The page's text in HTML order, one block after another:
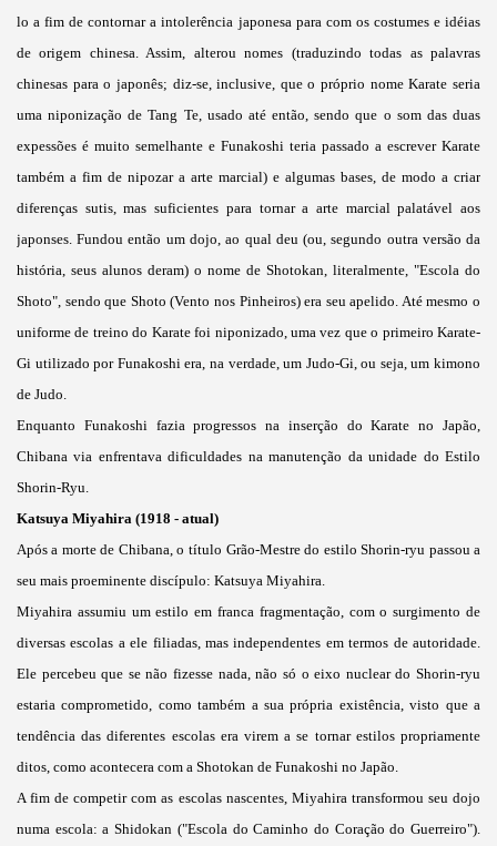
lo a fim de contornar a intolerência japonesa para com os costumes e idéias
de origem chinesa. Assim, alterou nomes (traduzindo todas as palavras
chinesas para o japonês; diz-se, inclusive, que o próprio nome Karate seria
uma niponização de Tang Te, usado até então, sendo que o som das duas
expessões é muito semelhante e Funakoshi teria passado a escrever Karate
também a fim de nipozar a arte marcial) e algumas bases, de modo a criar
diferenças sutis, mas suficientes para tornar a arte marcial palatável aos
japonses. Fundou então um dojo, ao qual deu (ou, segundo outra versão da
história, seus alunos deram) o nome de Shotokan, literalmente, "Escola do
Shoto", sendo que Shoto (Vento nos Pinheiros) era seu apelido. Até mesmo o
uniforme de treino do Karate foi niponizado, uma vez que o primeiro Karate-
Gi utilizado por Funakoshi era, na verdade, um Judo-Gi, ou seja, um kimono
de Judo.
Enquanto Funakoshi fazia progressos na inserção do Karate no Japão,
Chibana via enfrentava dificuldades na manutenção da unidade do Estilo
Shorin-Ryu.
Katsuya Miyahira (1918 - atual)
Após a morte de Chibana, o título Grão-Mestre do estilo Shorin-ryu passou a
seu mais proeminente discípulo: Katsuya Miyahira.
Miyahira assumiu um estilo em franca fragmentação, com o surgimento de
diversas escolas a ele filiadas, mas independentes em termos de autoridade.
Ele percebeu que se não fizesse nada, não só o eixo nuclear do Shorin-ryu
estaria comprometido, como também a sua própria existência, visto que a
tendência das diferentes escolas era virem a se tornar estilos propriamente
ditos, como acontecera com a Shotokan de Funakoshi no Japão.
A fim de competir com as escolas nascentes, Miyahira transformou seu dojo
numa escola: a Shidokan ("Escola do Caminho do Coração do Guerreiro").